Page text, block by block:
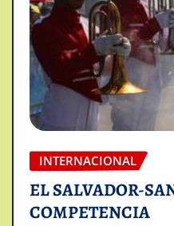
INTERNACIONAL
EL SALVADOR-
COMPETENCIA